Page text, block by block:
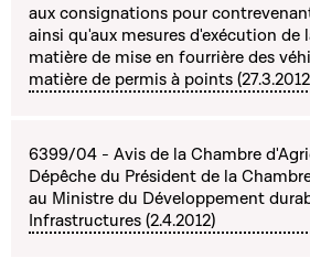
aux consignations pour
ainsi qu'aux mesures d'exécution de
matière de mise en fourrière des
matière de permis à points
6399/04 - Avis de la Chambre
Dépêche du Président de la
au Ministre du Développement
Infrastructures (2.4.2012)